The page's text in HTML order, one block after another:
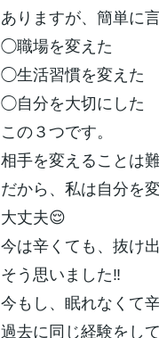
ありますが、簡単に
◯職場を変えた
◯生活習慣を変えた
◯自分を大切にした
この３つです。
相手を変えることは難
だから、私は自分を
大丈夫😌
今は辛くても、抜け
そう思いました‼︎
今もし、眠れなくて
過去に同じ経験をし